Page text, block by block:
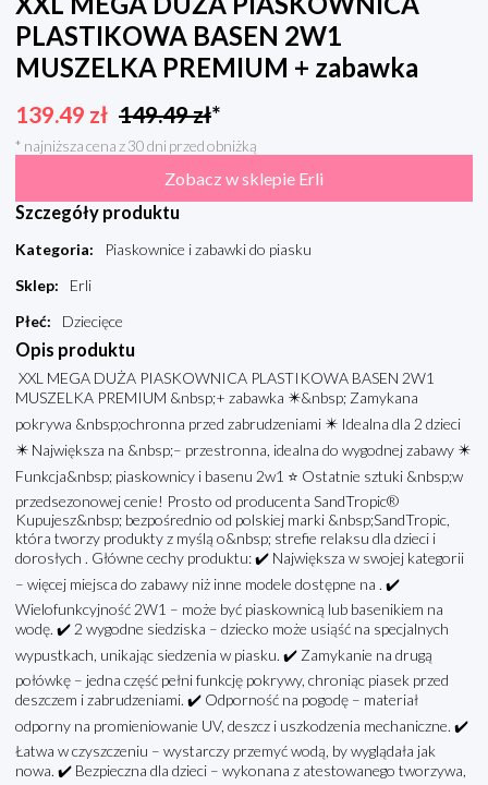
PLASTIKOWA BASEN 2W1
MUSZELKA PREMIUM + zabawka
139.49 zł 149.49zł*
* najniższa cena z 30 dni przed obniżką
Zobacz w sklepie Erli
Szczegóły produktu
Kategoria:
Piaskownice i zabawki do piasku
Sklep:
Erli
Płeć: Dziecięce
Opis produktu
XXL MEGA DUŻA PIASKOWNICA PLASTIKOWA BASEN 2W1
MUSZELKA PREMIUM &nbsp;+ zabawka ✴️&nbsp; Zamykana
pokrywa &nbsp;ochronna przed zabrudzeniami ✴️ Idealna dla 2 dzieci
✴️ Największa na &nbsp;– przestronna, idealna do wygodnej zabawy ✴️
Funkcja&nbsp; piaskownicy i basenu 2w1 ⭐ Ostatnie sztuki &nbsp;w
przedsezonowej cenie! Prosto od producenta SandTropic®
Kupujesz&nbsp; bezpośrednio od polskiej marki &nbsp;SandTropic,
która tworzy produkty z myślą o&nbsp; strefie relaksu dla dzieci i
dorosłych . Główne cechy produktu: ✔️ Największa w swojej kategorii
– więcej miejsca do zabawy niż inne modele dostępne na . ✔️
Wielofunkcyjność 2W1 – może być piaskownicą lub basenikiem na
wodę. ✔️ 2 wygodne siedziska – dziecko może usiąść na specjalnych
wypustkach, unikając siedzenia w piasku. ✔️ Zamykanie na drugą
połówkę – jedna część pełni funkcję pokrywy, chroniąc piasek przed
deszczem i zabrudzeniami. ✔️ Odporność na pogodę – materiał
odporny na promieniowanie UV, deszcz i uszkodzenia mechaniczne. ✔️
Łatwa w czyszczeniu – wystarczy przemyć wodą, by wyglądała jak
nowa. ✔️ Bezpieczna dla dzieci – wykonana z atestowanego tworzywa,